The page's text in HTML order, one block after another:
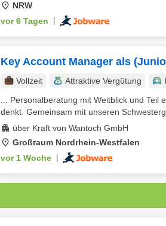
NRW
vor 6 Tagen
Key Account Manager als
Vollzeit Attraktive Vergütung
... Personalberatung mit Weitblick und
denkt. Gemeinsam mit unseren
über Kraft von Wantoch GmbH
Großraum Nordrhein-Westfalen
vor 1 Woche